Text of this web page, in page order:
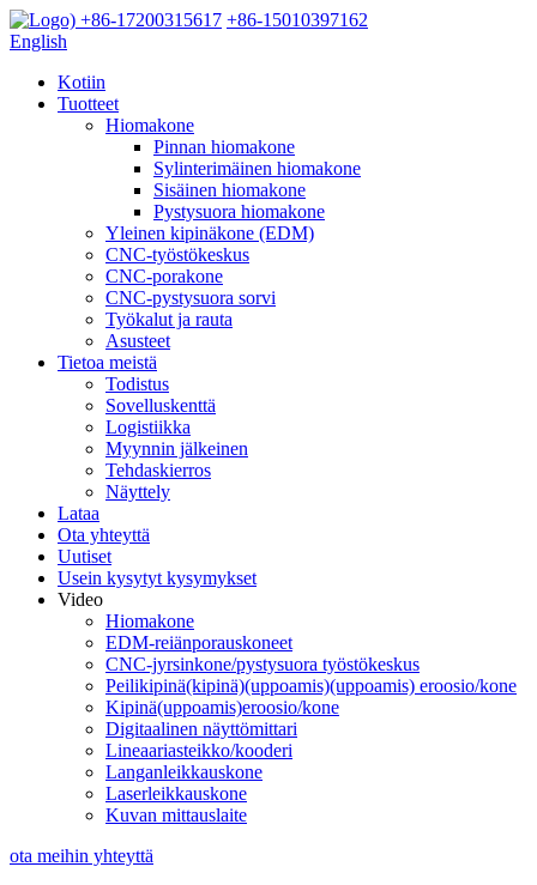
+86-17200315617 +86-15010397162
English
Kotiin
Tuotteet
Hiomakone
Pinnan hiomakone
Sylinterimäinen hiomakone
Sisäinen hiomakone
Pystysuora hiomakone
Yleinen kipinäkone (EDM)
CNC-työstökeskus
CNC-porakone
CNC-pystysuora sorvi
Työkalut ja rauta
Asusteet
Tietoa meistä
Todistus
Sovelluskenttä
Logistiikka
Myynnin jälkeinen
Tehdaskierros
Näyttely
Lataa
Ota yhteyttä
Uutiset
Usein kysytyt kysymykset
Video
Hiomakone
EDM-reiänporauskoneet
CNC-jyrsinkone/pystysuora työstökeskus
Peilikipinä(kipinä)(uppoamis)(uppoamis) eroosio/kone
Kipinä(uppoamis)eroosio/kone
Digitaalinen näyttömittari
Lineaariasteikko/kooderi
Langanleikkauskone
Laserleikkauskone
Kuvan mittauslaite
ota meihin yhteyttä